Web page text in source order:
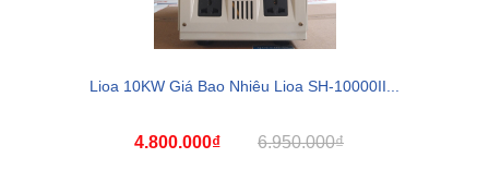
Lioa 10KW Giá Bao Nhiêu Lioa SH-10000II...
4.800.000₫ 6.950.000₫